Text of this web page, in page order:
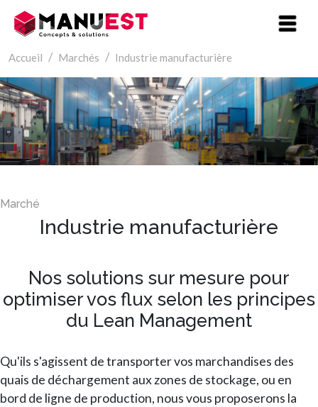
Accueil Marchés Industrie manufacturière
Industrie manufacturière
Nos solutions sur mesure pour
optimiser vos flux selon les principes
du Lean Management
Qu'ils s'agissent de transporter vos marchandises des
quais de déchargement aux zones de stockage, ou en
bord de ligne de production, nous vous proposerons la